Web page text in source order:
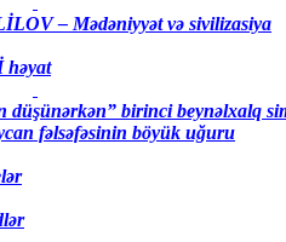
– Mədəniyyət və sivilizasiya
həyat
düşünərkən” birinci beynəlxalq
fəlsəfəsinin böyük uğuru